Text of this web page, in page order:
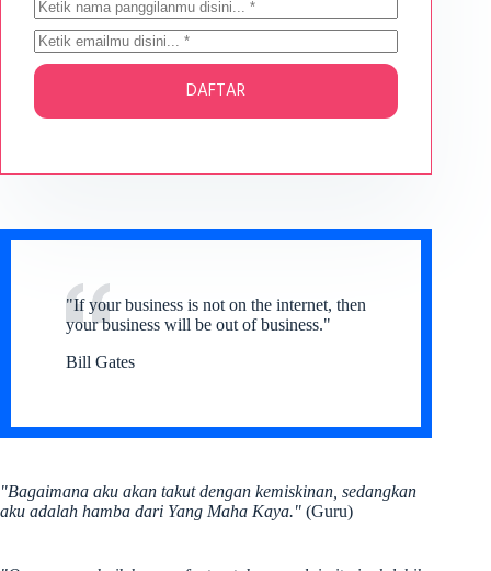
DAFTAR
"If your business is not on the internet, then
your business will be out of business."
Bill Gates
"Bagaimana aku akan takut dengan kemiskinan, sedangkan
aku adalah hamba dari Yang Maha Kaya." (Guru)